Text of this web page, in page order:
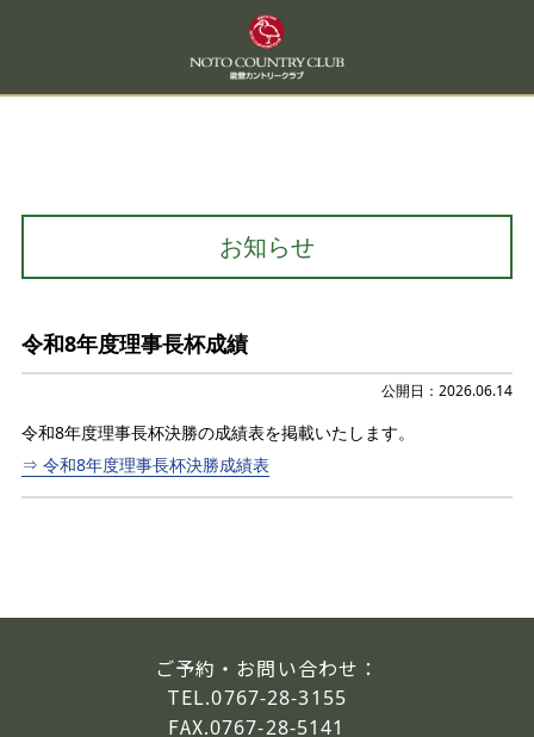
お知らせ
令和8年度理事長杯成績
公開日：2026.06.14
令和8年度理事長杯決勝の成績表を掲載いたします。
⇒ 令和8年度理事長杯決勝成績表
ご予約・お問い合わせ：
TEL.0767-28-3155
FAX.0767-28-5141